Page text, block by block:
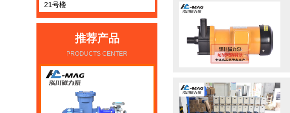
21号楼
推荐产品
PRODUCTS CENTER